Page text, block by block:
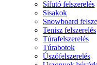
Sífutó felszerelés
Sisakok
Snowboard
Tenisz felszerelés
Túrafelszerelés
Túrabotok
Úszófelszerelés